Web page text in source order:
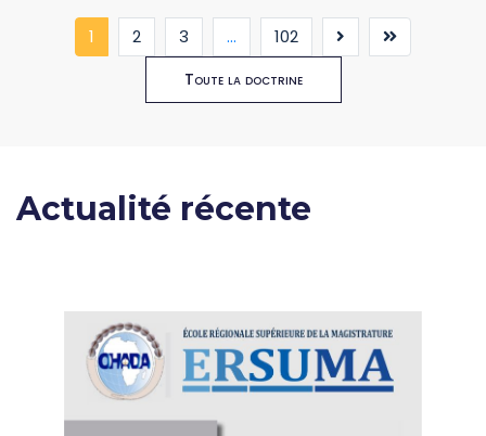
1 (current)
2 3 ... 102
Toute la doctrine
Actualité récente